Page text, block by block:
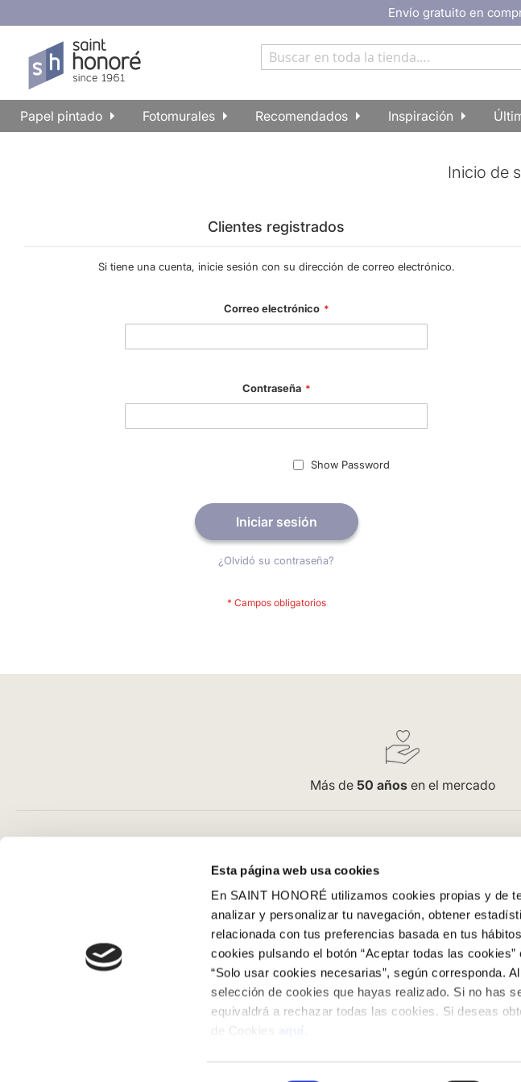
Esta página web usa cookies
En SAINT HONORÉ utilizamos cookies propias y de
analizar y personalizar tu navegación, obtener
relacionada con tus preferencias basada en tus
cookies pulsando el botón “Aceptar todas las
“Solo usar cookies necesarias”, según corresponda.
selección de cookies que hayas realizado. Si no has
equivaldrá a rechazar todas las cookies. Si deseas
Envío gratuito en
Papel pintado Fotomurales Recomendados Inspiración
Inicio de
Clientes registrados
Si tiene una cuenta, inicie sesión con su dirección de correo electrónico.
Correo electrónico
Contraseña
Show Password
Iniciar sesión
¿Olvidó su contraseña?
Más de 50 añosen el mercado
Cómo comprar en nuestra web
Cómo colocar papel pintado
Simbología del papel pintado
Aviso Legal
Condiciones Generales
Pago
SeQura
Envíos y entrega
Políticas de devoluciones
Saint
Acceso
Oficinas
Trabaja
Contacto
Colowall